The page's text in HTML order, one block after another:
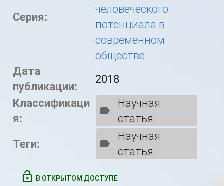
Серия:
человеческого
потенциала в
современном
обществе
Дата
публикации:
2018
Классификаци
я:
Научная
статья
Теги:
Научная
статья
В ОТКРЫТОМ ДОСТУПЕ